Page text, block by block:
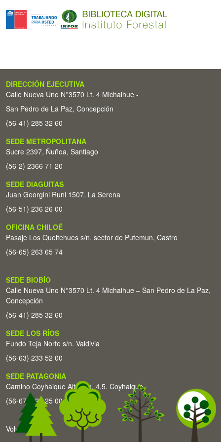
DIRECCIÓN EJECUTIVA
Calle Nueva Uno N°3570 Lt. 4 Michaihue -
San Pedro de La Paz, Concepción
(56-41) 285 32 60
SEDE METROPOLITANA
Sucre 2397, Ñuñoa, Santiago
(56-2) 2366 71 20
SEDE DIAGUITAS
Juan Georgini Runi 1507, La Serena
(56-51) 236 26 00
OFICINA CHILOÉ
Pasaje Los Queltehues s/n, sector de Putemun, Castro
(56-65) 263 65 74
SEDE BIOBÍO
Calle Nueva Uno N°3570 Lt. 4 Michaihue – San Pedro de La Paz,
Concepción
(56-41) 285 32 60
SEDE LOS RÍOS
Fundo Teja Norte s/n. Valdivia
(56-63) 233 52 00
SEDE PATAGONIA
Camino Coyhaique Alto Km. 4,5. Coyhaique
(56-67) 226 25 00
Volver arriba